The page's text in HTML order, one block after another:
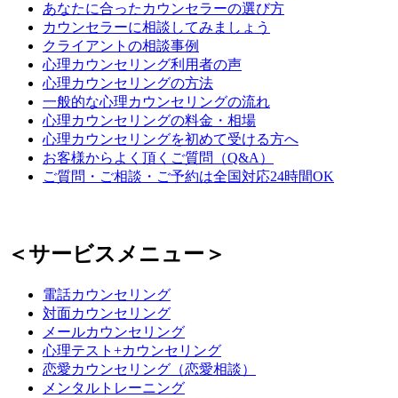
あなたに合ったカウンセラーの選び方
カウンセラーに相談してみましょう
クライアントの相談事例
心理カウンセリング利用者の声
心理カウンセリングの方法
一般的な心理カウンセリングの流れ
心理カウンセリングの料金・相場
心理カウンセリングを初めて受ける方へ
お客様からよく頂くご質問（Q&A）
ご質問・ご相談・ご予約は全国対応24時間OK
＜サービスメニュー＞
電話カウンセリング
対面カウンセリング
メールカウンセリング
心理テスト+カウンセリング
恋愛カウンセリング（恋愛相談）
メンタルトレーニング